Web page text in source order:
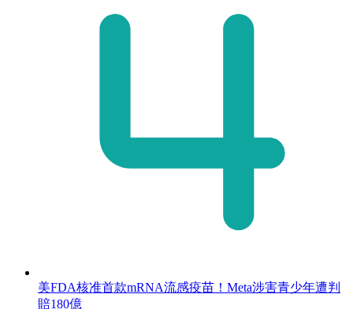
美FDA核准首款mRNA流感疫苗！Meta涉害青少年遭判
賠180億